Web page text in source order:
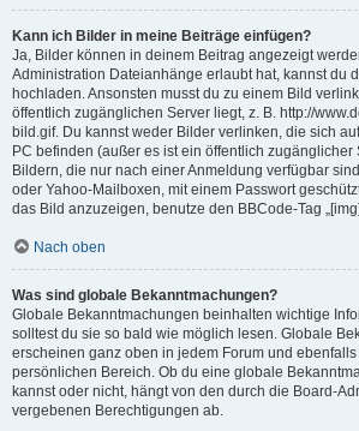
Kann ich Bilder in meine Beiträge einfügen?
Ja, Bilder können in deinem Beitrag angezeigt
Administration Dateianhänge erlaubt hat, kannst du
hochladen. Ansonsten musst du zu einem Bild
öffentlich zugänglichen Server liegt, z. B. http://
bild.gif. Du kannst weder Bilder verlinken, die sich
PC befinden (außer es ist ein öffentlich zugänglicher
Bildern, die nur nach einer Anmeldung verfügbar
oder Yahoo-Mailboxen, mit einem Passwort
das Bild anzuzeigen, benutze den BBCode-Tag
Nach oben
Was sind globale Bekanntmachungen?
Globale Bekanntmachungen beinhalten wichtige
solltest du sie so bald wie möglich lesen. Globale
erscheinen ganz oben in jedem Forum und
persönlichen Bereich. Ob du eine globale
kannst oder nicht, hängt von den durch die Board-
vergebenen Berechtigungen ab.